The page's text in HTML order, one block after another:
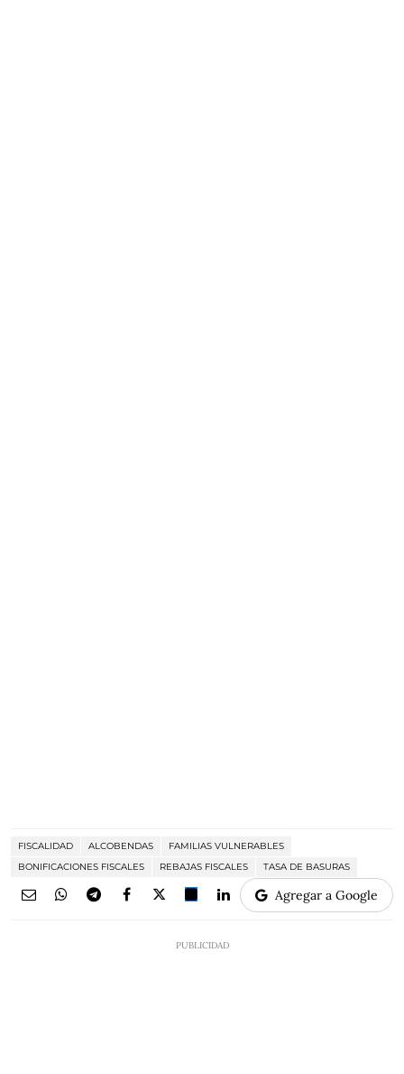
FISCALIDAD ALCOBENDAS
FAMILIAS VULNERABLES
BONIFICACIONES FISCALES
REBAJAS FISCALES TASA DE BASURAS
Agregar a Google